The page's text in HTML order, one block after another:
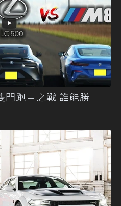
門跑車之戰 誰能勝